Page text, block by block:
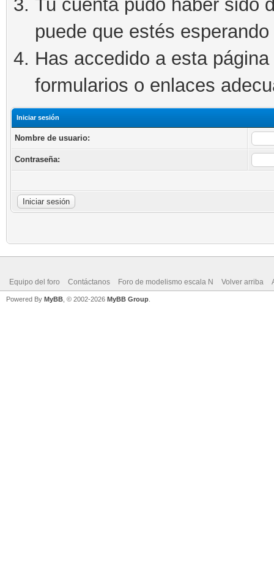
Tu cuenta pudo haber sido
puede que estés
Has accedido a esta
formularios o enlaces
Iniciar sesión
Nombre de usuario:
Contraseña:
Equipo del foro Contáctanos Foro de modelismo escala N Volver arriba
Powered By MyBB , © 2002-2026 MyBB Group